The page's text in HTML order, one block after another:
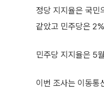
정당 지지율은 국
같았고 민주당은
민주당 지지율은 5
이번 조사는 이동통